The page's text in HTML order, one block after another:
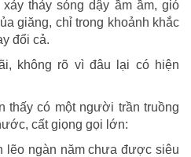
thảy sóng dậy ầm ầm, gió
giăng, chỉ trong khoảnh khắc
đổi cả.
không rõ vì đâu lại có hiện
thấy có một người trần truồng
cất giọng gọi lớn:
lẽo ngàn năm chưa được siêu